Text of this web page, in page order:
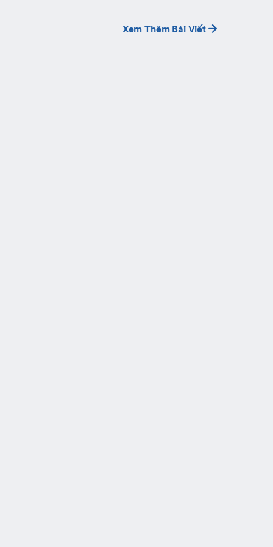
Xem Thêm Bài Viết